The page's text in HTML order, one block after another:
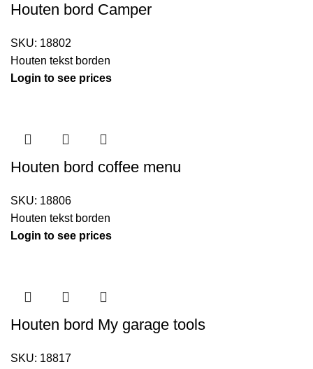
Houten bord Camper
SKU: 18802
Houten tekst borden
Login to see prices
Houten bord coffee menu
SKU: 18806
Houten tekst borden
Login to see prices
Houten bord My garage tools
SKU: 18817